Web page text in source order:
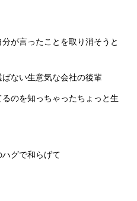
が言ったことを取り消そうと
ない生意気な会社の後輩
のを知っちゃったちょっと生
グで和らげて